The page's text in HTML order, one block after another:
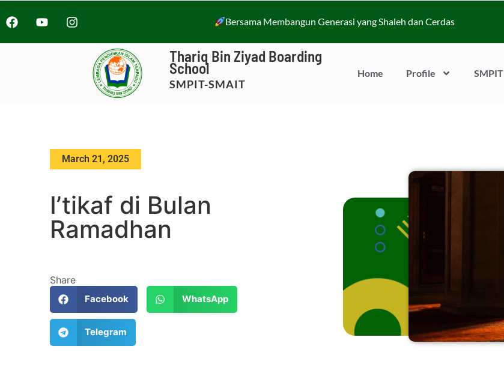
Bersama Membangun Generasi yang Shaleh dan Cerdas
Thariq Bin Ziyad Boarding
School
SMPIT-SMAIT
Home Profile SMPIT
March 21, 2025
I’tikaf di Bulan
Ramadhan
Share
Facebook WhatsApp
Telegram